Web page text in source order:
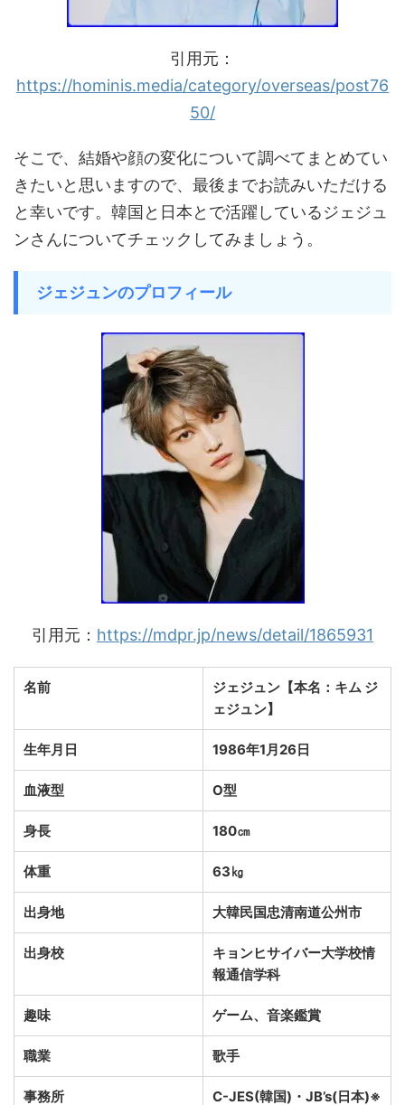
引用元：
https://hominis.media/category/overseas/post76
50/
そこで、結婚や顔の変化について調べてまとめてい
きたいと思いますので、最後までお読みいただける
と幸いです。韓国と日本とで活躍しているジェジュ
ンさんについてチェックしてみましょう。
ジェジュンのプロフィール
引用元： https://mdpr.jp/news/detail/1865931
名前
ジェジュン【本名：キム ジ
ェジュン】
生年月日 1986年1月26日
血液型 O型
身長 180㎝
体重 63㎏
出身地 大韓民国忠清南道公州市
出身校
キョンヒサイバー大学校情
報通信学科
趣味 ゲーム、音楽鑑賞
職業 歌手
事務所
C-JES(韓国)・JB’s(日本)※